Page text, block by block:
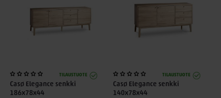
TILAUSTUOTE
Casø Elegance senkki
186x78x44
TILAUSTUOTE
Casø Elegance senkki
140x78x44